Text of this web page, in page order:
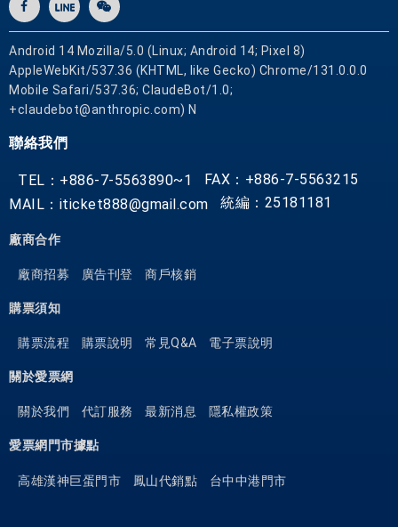
Android 14 Mozilla/5.0 (Linux; Android 14; Pixel 8)
AppleWebKit/537.36 (KHTML, like Gecko) Chrome/131.0.0.0
Mobile Safari/537.36; ClaudeBot/1.0;
+claudebot@anthropic.com) N
聯絡我們
TEL：+886-7-5563890~1
FAX：+886-7-5563215
MAIL：iticket888@gmail.com
統編：25181181
廠商合作
廠商招募 廣告刊登 商戶核銷
購票須知
購票流程 購票說明 常見Q&A 電子票說明
關於愛票網
關於我們 代訂服務 最新消息 隱私權政策
愛票網門市據點
高雄漢神巨蛋門市 鳳山代銷點 台中中港門市